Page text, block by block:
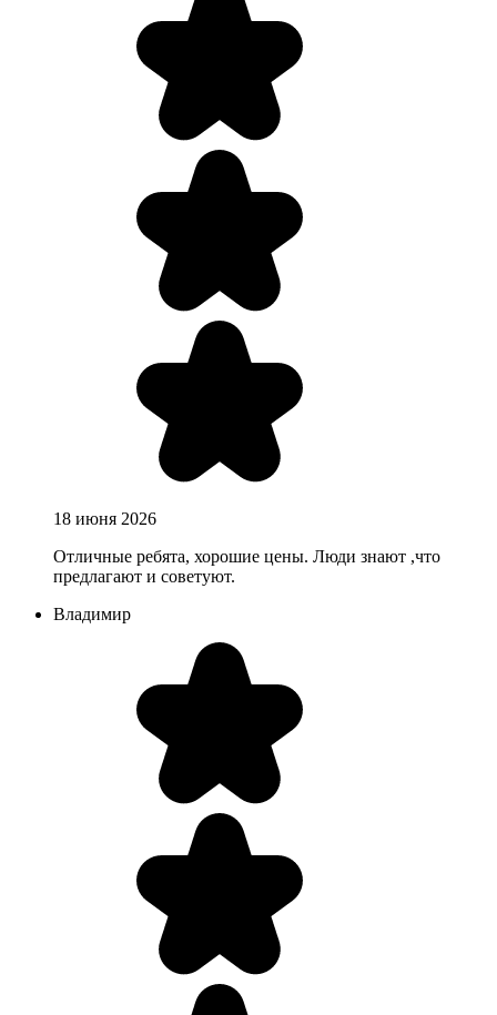
18 июня 2026
Отличные ребята, хорошие цены. Люди знают ,что
предлагают и советуют.
Владимир